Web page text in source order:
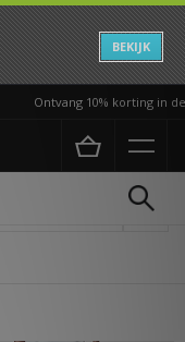
BEKIJK
Ontvang 10% korting in de APP*